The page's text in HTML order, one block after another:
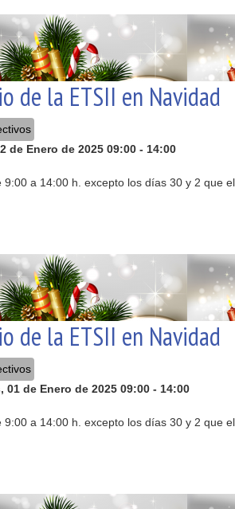
de la ETSII en Navidad
de Enero de 2025 09:00 - 14:00
9:00 a 14:00 h. excepto los días 30 y 2 que
de la ETSII en Navidad
01 de Enero de 2025 09:00 - 14:00
9:00 a 14:00 h. excepto los días 30 y 2 que